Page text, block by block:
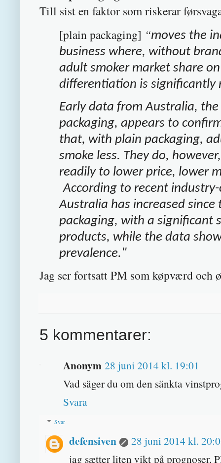
Till sist en faktor som riskerar
[plain packaging] “moves the
business where, without
adult smoker market share
differentiation is significantly
Early data from Australia,
packaging, appears to
that, with plain packaging,
smoke less. They do,
readily to lower price, lower
According to recent
Australia has increased
packaging, with a significant
products, while the data
prevalence."
Jag ser fortsatt PM som køpværd och
5 kommentarer:
Anonym 28 juni 2014 kl. 19:01
Vad säger du om den sänkta
Svara
Svar
defensiven
28 juni 2014 kl.
jag sætter liten vikt på prognoser.